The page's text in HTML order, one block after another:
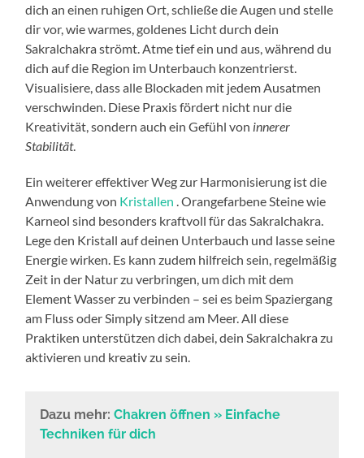
dich an einen ruhigen Ort, schließe die Augen und stelle
dir vor, wie warmes, goldenes Licht durch dein
Sakralchakra strömt. Atme tief ein und aus, während du
dich auf die Region im Unterbauch konzentrierst.
Visualisiere, dass alle Blockaden mit jedem Ausatmen
verschwinden. Diese Praxis fördert nicht nur die
Kreativität, sondern auch ein Gefühl von innerer
Stabilität.
Ein weiterer effektiver Weg zur Harmonisierung ist die
Anwendung von Kristallen . Orangefarbene Steine wie
Karneol sind besonders kraftvoll für das Sakralchakra.
Lege den Kristall auf deinen Unterbauch und lasse seine
Energie wirken. Es kann zudem hilfreich sein, regelmäßig
Zeit in der Natur zu verbringen, um dich mit dem
Element Wasser zu verbinden – sei es beim Spaziergang
am Fluss oder Simply sitzend am Meer. All diese
Praktiken unterstützen dich dabei, dein Sakralchakra zu
aktivieren und kreativ zu sein.
Dazu mehr: Chakren öffnen » Einfache
Techniken für dich